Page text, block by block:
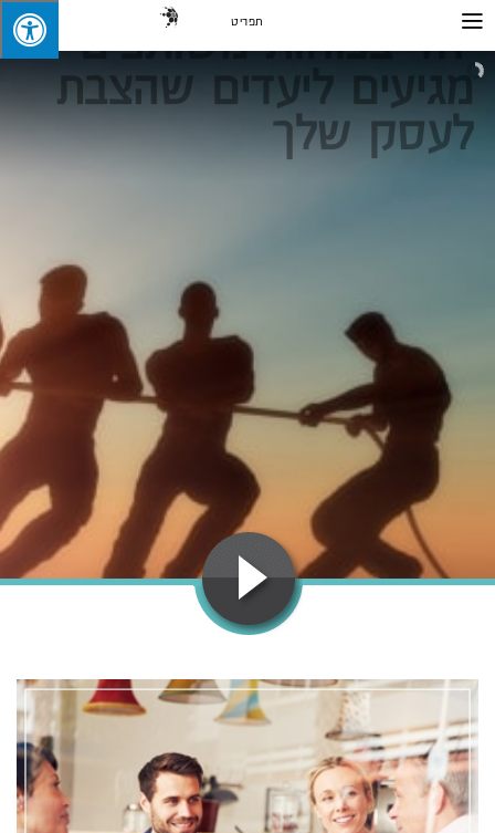
דלג
תפריט
יחד בכוחות משותפים
מגיעים ליעדים שהצבת
לחץ לתיאום פגישה